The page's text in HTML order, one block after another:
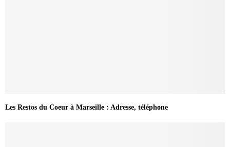
Les Restos du Coeur à Marseille : Adresse, téléphone